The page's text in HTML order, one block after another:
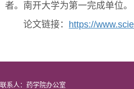
者。南开大学为第一完成单位。
论文链接： https://
联系人：药学院办公室